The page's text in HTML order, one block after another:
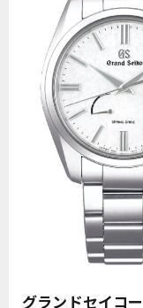
グランドセイコー